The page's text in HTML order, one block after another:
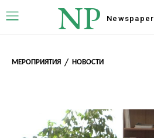
NP Newspaper
МЕРОПРИЯТИЯ НОВОСТИ